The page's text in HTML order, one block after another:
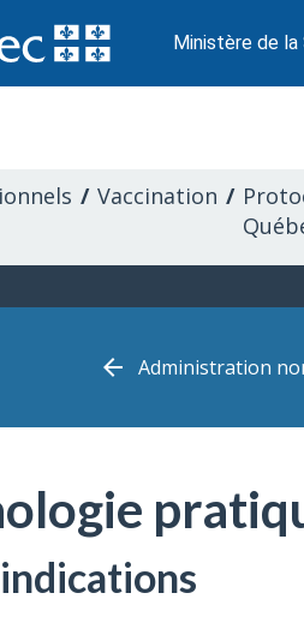
Ministère de
Vaccination
Administration